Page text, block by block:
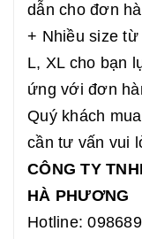
dẫn cho đơn
+ Nhiều size
L, XL cho bạn
ứng với đơn
Quý khách
cần tư vấn vui
CÔNG TY
HÀ PHƯƠNG
Hotline: